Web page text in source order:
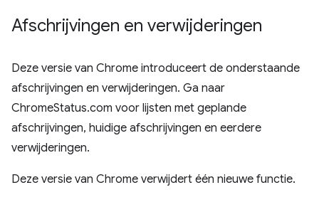
Afschrijvingen en verwijderingen
Deze versie van Chrome introduceert de onderstaande
afschrijvingen en verwijderingen. Ga naar
ChromeStatus.com voor lijsten met geplande
afschrijvingen, huidige afschrijvingen en eerdere
verwijderingen.
Deze versie van Chrome verwijdert één nieuwe functie.